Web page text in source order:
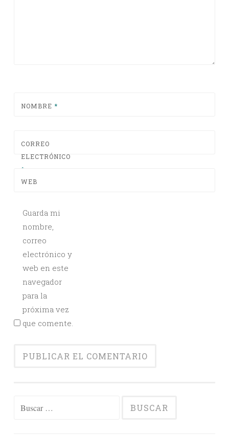
NOMBRE *
CORREO
ELECTRÓNICO
*
WEB
Guarda mi
nombre,
correo
electrónico y
web en este
navegador
para la
próxima vez
que comente.
Buscar: